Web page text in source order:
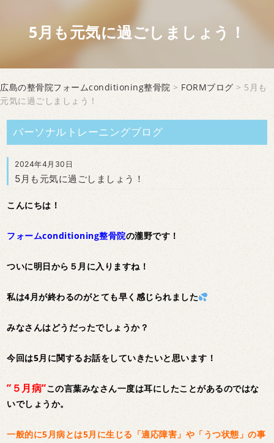
5月も元気に過ごしましょう！
広島の整骨院フォームconditioning整骨院 > FORMブログ > 5月も
元気に過ごしましょう！
パーソナルトレーニングブログ
2024年4月30日
5月も元気に過ごしましょう！
こんにちは！
フォームconditioning整骨院の瀧野です！
ついに明日から５月に入りますね！
私は4月が終わるのがとても早く感じられました
みなさんはどうだったでしょうか？
今回は5月に関するお話をしていきたいと思います！
”５月病”この言葉みなさん一度は耳にしたことがあるのではな
いでしょうか。
一般的に5月病とは5月に生じる「適応障害」や「うつ状態」の事